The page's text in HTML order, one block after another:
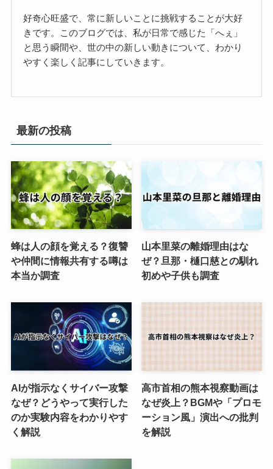
好奇心旺盛で、常に新しいことに挑戦することが大好
きです。このブログでは、私が日常で感じた「へぇ」
と思う瞬間や、世の中の新しい動きについて、わかり
やすく楽しく記事にしていきます。
最新の投稿
蜂は人の顔を覚える？復讐
や仲間に情報共有する噂は
本当か調査
山本里菜の離婚理由はな
ぜ？旦那・樋口慈との馴れ
初めや子供も調査
AIが指示なくサイバー攻撃
なぜ？どうやって実行した
のか実験内容をわかりやす
く解説
高市首相の熊本視察動画は
なぜ炎上？BGMや「プロモ
ーション風」演出への批判
を解説